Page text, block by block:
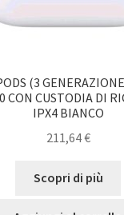
(3
CON CUSTODIA DI
IPX4 BIANCO
211,64€
Scopri di più